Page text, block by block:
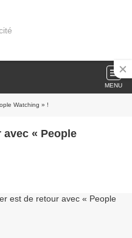
MENU
Watching » !
avec « People